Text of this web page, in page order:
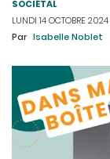
SOCIÉTAL
LUNDI 14 OCTOBRE 2024
Par Isabelle Noblet